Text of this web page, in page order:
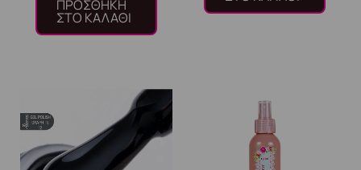
ΠΡΟΣΘΉΚΗ
ΣΤΟ ΚΑΛΆΘΙ